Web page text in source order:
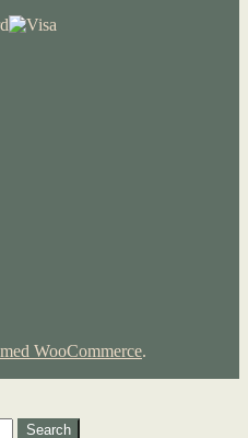
WooCommerce.
Search